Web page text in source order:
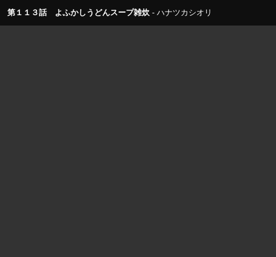
第１１３話 よふかしうどんスープ雑炊 ハナツカシオリ